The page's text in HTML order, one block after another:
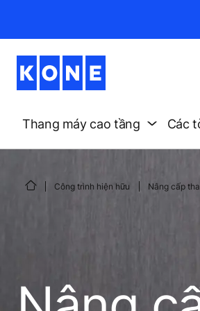
Thang máy cao tầng Các
Công trình hiện hữu Nâng cấp